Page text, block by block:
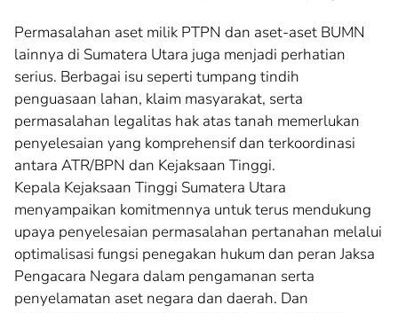
Permasalahan aset milik PTPN dan aset-aset BUMN
lainnya di Sumatera Utara juga menjadi perhatian
serius. Berbagai isu seperti tumpang tindih
penguasaan lahan, klaim masyarakat, serta
permasalahan legalitas hak atas tanah memerlukan
penyelesaian yang komprehensif dan terkoordinasi
antara ATR/BPN dan Kejaksaan Tinggi.
Kepala Kejaksaan Tinggi Sumatera Utara
menyampaikan komitmennya untuk terus mendukung
upaya penyelesaian permasalahan pertanahan melalui
optimalisasi fungsi penegakan hukum dan peran Jaksa
Pengacara Negara dalam pengamanan serta
penyelamatan aset negara dan daerah. Dan